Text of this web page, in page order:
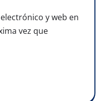
y web en
vez que